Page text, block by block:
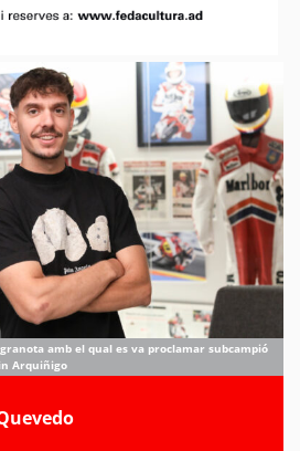
amb el qual es va proclamar subcampió
Arquiñigo